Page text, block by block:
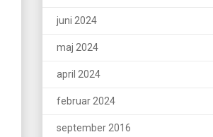
juni 2024
maj 2024
april 2024
februar 2024
september 2016